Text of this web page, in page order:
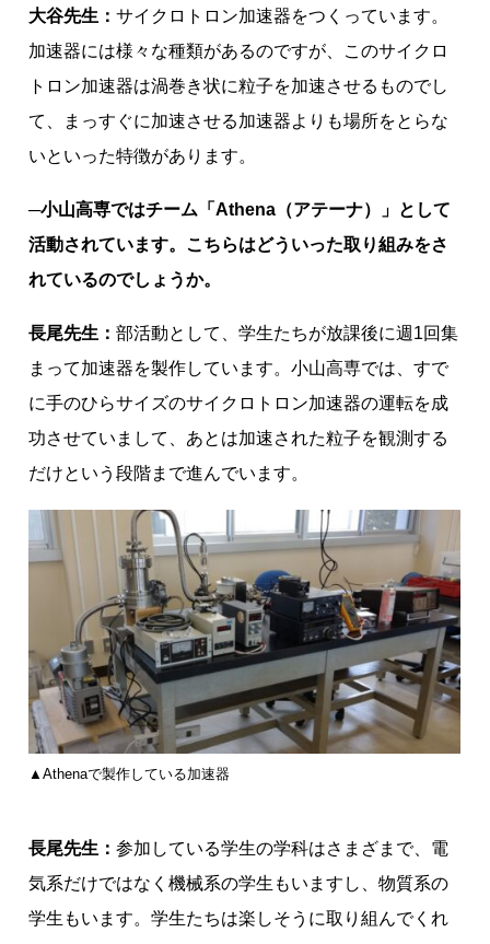
大谷先生：サイクロトロン加速器をつくっています。
加速器には様々な種類があるのですが、このサイクロ
トロン加速器は渦巻き状に粒子を加速させるものでし
て、まっすぐに加速させる加速器よりも場所をとらな
いといった特徴があります。
─小山高専ではチーム「Athena（アテーナ）」として
活動されています。こちらはどういった取り組みをさ
れているのでしょうか。
長尾先生：部活動として、学生たちが放課後に週1回集
まって加速器を製作しています。小山高専では、すで
に手のひらサイズのサイクロトロン加速器の運転を成
功させていまして、あとは加速された粒子を観測する
だけという段階まで進んでいます。
▲Athenaで製作している加速器
長尾先生：参加している学生の学科はさまざまで、電
気系だけではなく機械系の学生もいますし、物質系の
学生もいます。学生たちは楽しそうに取り組んでくれ